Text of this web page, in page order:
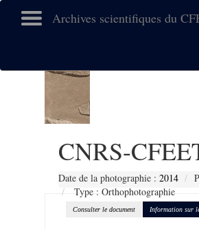
Archives scientifiques du
CNRS-
Date de la photographie : 2014
Type : Orthophotographie
Consulter le document Information sur